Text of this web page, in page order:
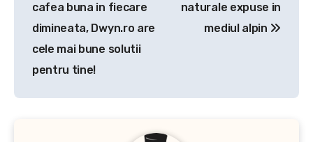
articole
cafea buna in fiecare
dimineata, Dwyn.ro are
cele mai bune solutii
pentru tine!
naturale expuse in
mediul alpin